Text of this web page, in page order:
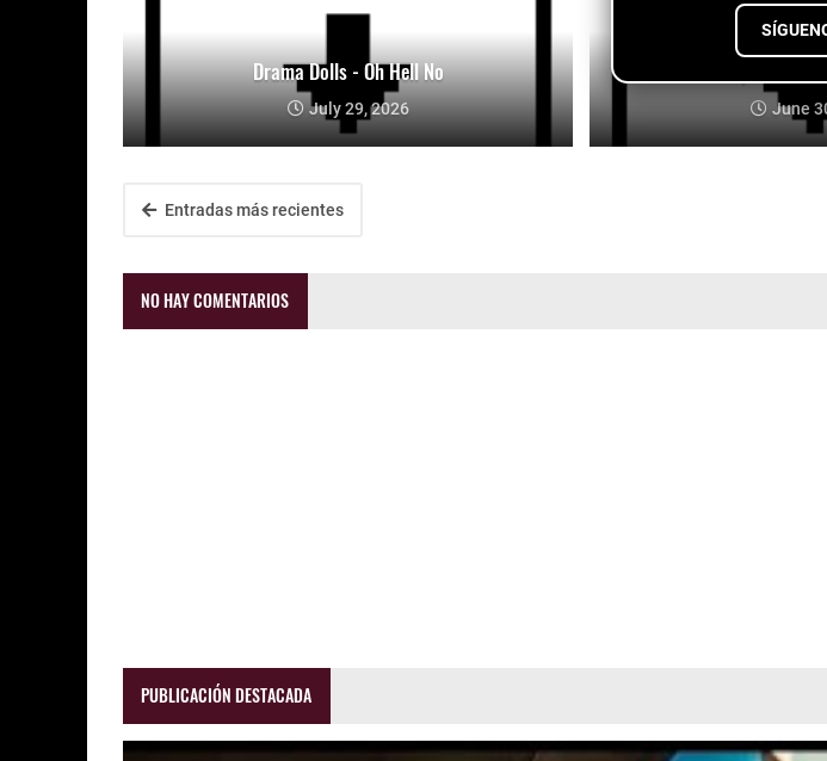
Drama Dolls - Oh Hell No
July 29, 2026 June
Entradas más recientes
NO HAY COMENTARIOS
PUBLICACIÓN DESTACADA